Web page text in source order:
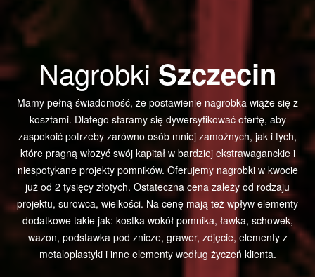
NagrobkiSzczecin
Mamy pełną świadomość, że postawienie nagrobka wiąże się z
kosztami. Dlatego staramy się dywersyfikować ofertę, aby
zaspokoić potrzeby zarówno osób mniej zamożnych, jak i tych,
które pragną włożyć swój kapitał w bardziej ekstrawaganckie i
niespotykane projekty pomników. Oferujemy nagrobki w kwocie
już od 2 tysięcy złotych. Ostateczna cena zależy od rodzaju
projektu, surowca, wielkości. Na cenę mają też wpływ elementy
dodatkowe takie jak: kostka wokół pomnika, ławka, schowek,
wazon, podstawka pod znicze, grawer, zdjęcie, elementy z
metaloplastyki i inne elementy według życzeń klienta.